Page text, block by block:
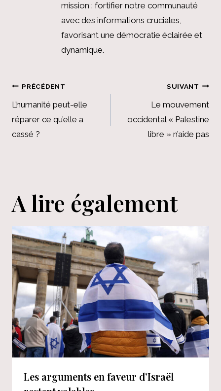
mission : fortifier notre communauté
avec des informations cruciales,
favorisant une démocratie éclairée et
dynamique.
Navigation
de
l’article
PRÉCÉDENT
L’humanité peut-elle
réparer ce qu’elle a
cassé ?
SUIVANT
Le mouvement
occidental « Palestine
libre » n’aide pas
A lire également
Les arguments en faveur d’Israël